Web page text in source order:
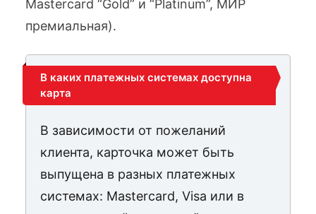
Mastercard “Gold” и “Platinum”, МИР
премиальная).
В каких платежных системах доступна
карта
В зависимости от пожеланий
клиента, карточка может быть
выпущена в разных платежных
системах: Mastercard, Visa или в